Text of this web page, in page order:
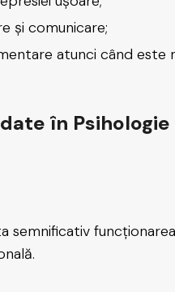
și comunicare;
atunci când este
în
semnificativ